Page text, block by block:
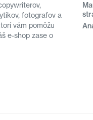
fotografov a
vám pomôžu
e-shop zase o